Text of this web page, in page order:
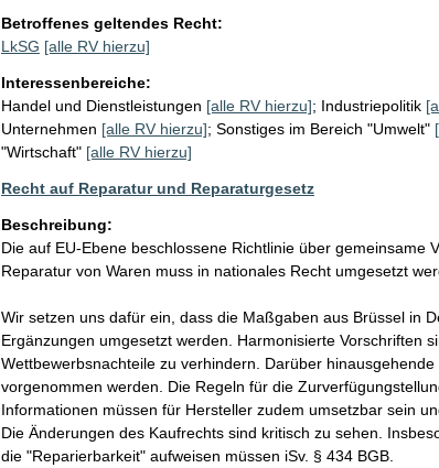
Betroffenes geltendes Recht:
LkSG [alle RV hierzu]
Interessenbereiche:
Handel und Dienstleistungen [alle RV hierzu]; Industriepolitik
Unternehmen [alle RV hierzu]; Sonstiges im Bereich "Umwelt"
"Wirtschaft" [alle RV hierzu]
Recht auf Reparatur und Reparaturgesetz
Beschreibung:
Die auf EU-Ebene beschlossene Richtlinie über gemeinsame
Reparatur von Waren muss in nationales Recht umgesetzt
Wir setzen uns dafür ein, dass die Maßgaben aus Brüssel in
Ergänzungen umgesetzt werden. Harmonisierte Vorschriften
Wettbewerbsnachteile zu verhindern. Darüber
vorgenommen werden. Die Regeln für die
Informationen müssen für Hersteller zudem umsetzbar sein
Die Änderungen des Kaufrechts sind kritisch zu sehen.
die "Reparierbarkeit" aufweisen müssen iSv. § 434 BGB.